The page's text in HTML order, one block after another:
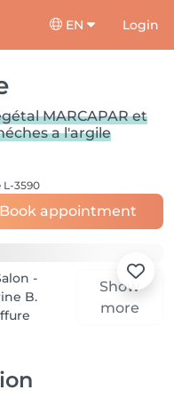
EN Login
MARCAPAR et
a l'argile
L-3590
Book appointment
Show
more